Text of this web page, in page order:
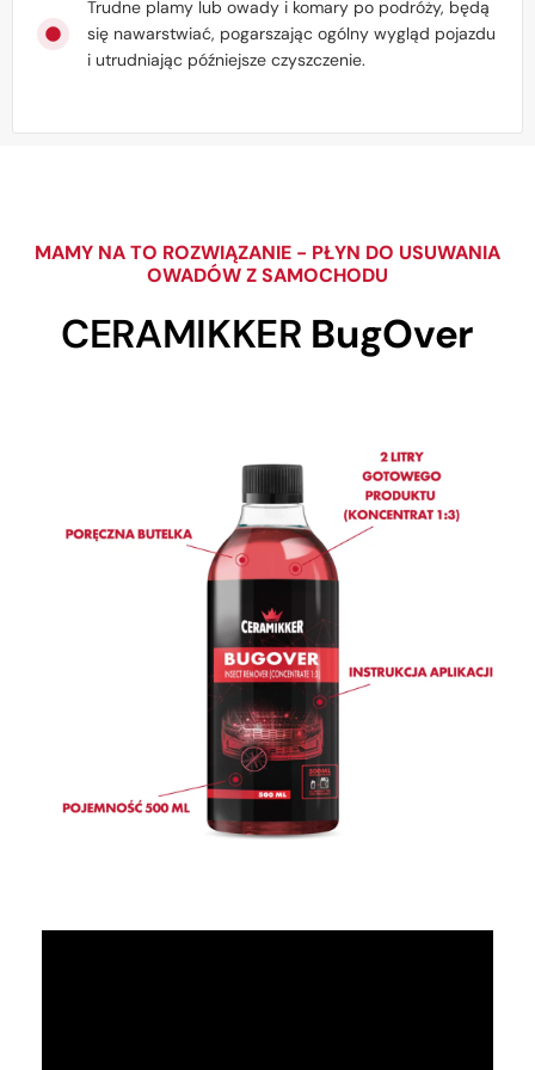
Trudne plamy lub owady i komary po podróży, będą
się nawarstwiać, pogarszając ogólny wygląd pojazdu
i utrudniając późniejsze czyszczenie.
MAMY NA TO ROZWIĄZANIE - PŁYN DO USUWANIA
OWADÓW Z SAMOCHODU
CERAMIKKER BugOver